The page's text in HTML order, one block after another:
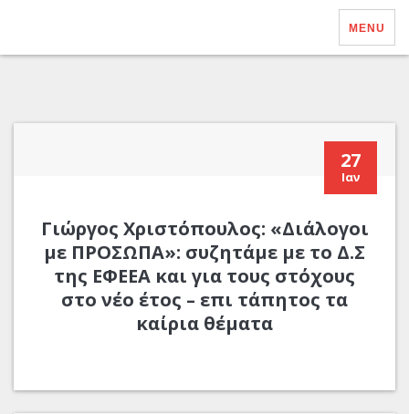
MENU
27
Ιαν
Γιώργος Χριστόπουλος: «Διάλογοι
με ΠΡΟΣΩΠΑ»: συζητάμε με το Δ.Σ
της ΕΦΕΕΑ και για τους στόχους
στο νέο έτος – επι τάπητος τα
καίρια θέματα